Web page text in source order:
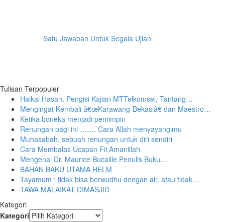
Satu Jawaban Untuk Segala Ujian
Tulisan Terpopuler
Haikal Hasan, Pengisi Kajian MTTelkomsel, Tantang…
Mengingat Kembali â€œKarawang-Bekasiâ€ dan Maestro…
Ketika boneka menjadi pemimpin
Renungan pagi ini ……. Cara Allah menyayangimu
Muhasabah, sebuah renungan untuk diri sendiri
Cara Membalas Ucapan Fii Amanillah
Mengenal Dr. Maurice Bucaille Penulis Buku…
BAHAN BAKU UTAMA HELM
Tayamum : tidak bisa berwudhu dengan air, atau tidak…
TAWA MALAIKAT DIMASJID
Kategori
Kategori